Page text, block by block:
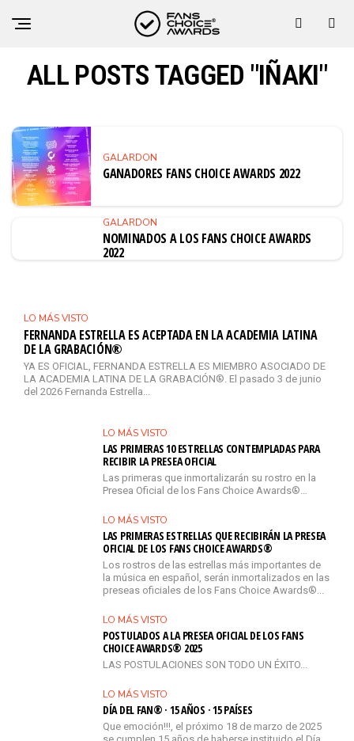
ALL POSTS TAGGED "IÑAKI"
GALARDON
GANADORES FANS CHOICE AWARDS 2022
GALARDON
NOMINADOS A LOS FANS CHOICE AWARDS
2022
LO MÁS VISTO
FERNANDA ESTRELLA ES ACEPTADA EN LA ACADEMIA LATINA
DE LA GRABACIÓN®
YA ES OFICIAL, FERNANDA ESTRELLA ES MIEMBRO ASOCIADO DE
LA ACADEMIA LATINA DE LA GRABACIÓN®. El pasado 3 de junio
del 2026 Fernanda Estrella...
LO MÁS VISTO
LAS PRIMERAS 10 ESTRELLAS CONTEMPLADAS PARA
RECIBIR LA PRESEA OFICIAL
Las primeras que inmortalizarán su rostro en la
Presea Oficial de los Fans Choice Awards®…
LO MÁS VISTO
LAS PRIMERAS ESTRELLAS QUE RECIBIRÁN LA PRESEA
OFICIAL DE LOS FANS CHOICE AWARDS®
Los rostros de las estrellas más importantes de
la música en español, serán inmortalizados en las
preseas oficiales de los Fans Choice Awards®...
LO MÁS VISTO
POSTULADOS A LA PRESEA OFICIAL DE LOS FANS
CHOICE AWARDS® 2025
LAS POSTULACIONES SON TODO UN ÉXITO...
LO MÁS VISTO
DÍA DEL FAN® · 15 AÑOS · 15 PAÍSES
Que emoción!!!, el próximo 18 de marzo de 2025